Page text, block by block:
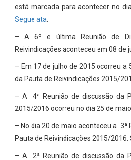
está marcada para acontecer no
Segue ata
– A 6º e última Reunião de
Reivindicações aconteceu em 08 de
– Em 17 de julho de 2015 ocorreu a
da Pauta de Reivindicações 2015/
– A 4ª Reunião de discussão da
2015/2016 ocorreu no dia 25 de
– No dia 20 de maio aconteceu a 3ª
Pauta de Reivindicações 2015/2016.
– A 2ª Reunião de discussão da